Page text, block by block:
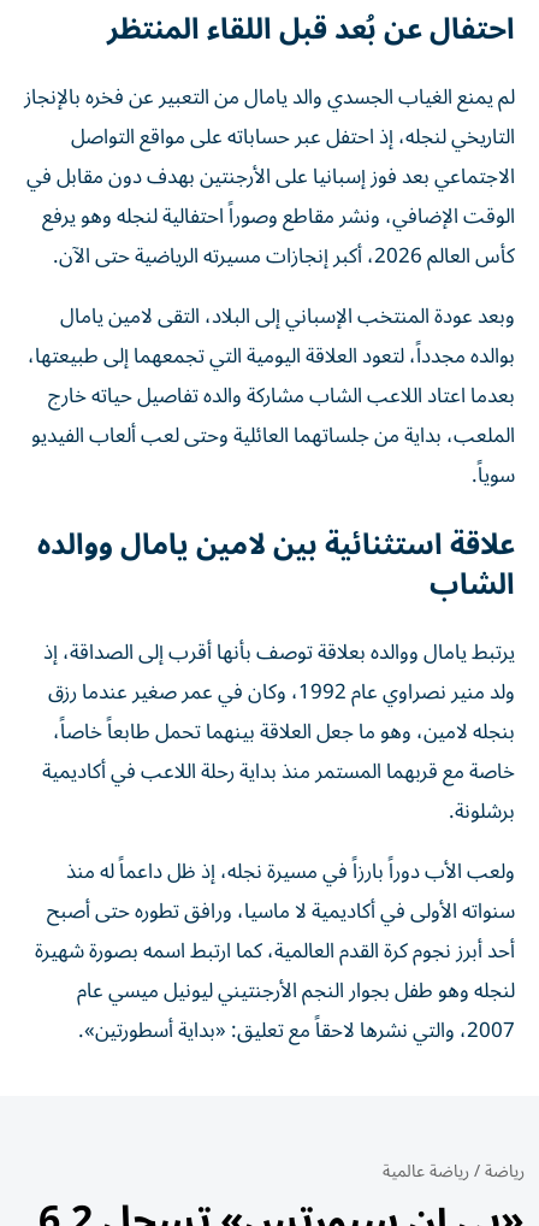
احتفال عن بُعد قبل اللقاء المنتظر
لم يمنع الغياب الجسدي والد يامال من التعبير عن فخره بالإنجاز
التاريخي لنجله، إذ احتفل عبر حساباته على مواقع التواصل
الاجتماعي بعد فوز إسبانيا على الأرجنتين بهدف دون مقابل في
الوقت الإضافي، ونشر مقاطع وصوراً احتفالية لنجله وهو يرفع
كأس العالم 2026، أكبر إنجازات مسيرته الرياضية حتى الآن.
وبعد عودة المنتخب الإسباني إلى البلاد، التقى لامين يامال
بوالده مجدداً، لتعود العلاقة اليومية التي تجمعهما إلى طبيعتها،
بعدما اعتاد اللاعب الشاب مشاركة والده تفاصيل حياته خارج
الملعب، بداية من جلساتهما العائلية وحتى لعب ألعاب الفيديو
سوياً.
علاقة استثنائية بين لامين يامال ووالده
الشاب
يرتبط يامال ووالده بعلاقة توصف بأنها أقرب إلى الصداقة، إذ
ولد منير نصراوي عام 1992، وكان في عمر صغير عندما رزق
بنجله لامين، وهو ما جعل العلاقة بينهما تحمل طابعاً خاصاً،
خاصة مع قربهما المستمر منذ بداية رحلة اللاعب في أكاديمية
برشلونة.
ولعب الأب دوراً بارزاً في مسيرة نجله، إذ ظل داعماً له منذ
سنواته الأولى في أكاديمية لا ماسيا، ورافق تطوره حتى أصبح
أحد أبرز نجوم كرة القدم العالمية، كما ارتبط اسمه بصورة شهيرة
لنجله وهو طفل بجوار النجم الأرجنتيني ليونيل ميسي عام
2007، والتي نشرها لاحقاً مع تعليق: «بداية أسطورتين».
رياضة/رياضة عالمية